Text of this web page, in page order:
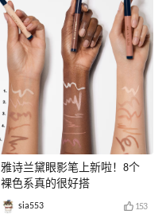
雅诗兰黛眼影笔上新啦！8个
裸色系真的很好搭
sia553 153